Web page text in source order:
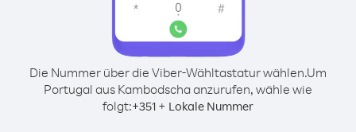
Die Nummer über die Viber-Wähltastatur wählen.Um
Portugal aus Kambodscha anzurufen, wähle wie
folgt:+351 + Lokale Nummer